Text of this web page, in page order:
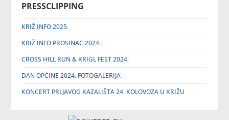
PRESSCLIPPING
KRIŽ INFO 2025.
KRIŽ INFO PROSINAC 2024.
CROSS HILL RUN & KRIGL FEST 2024.
DAN OPĆINE 2024. FOTOGALERIJA
KONCERT PRLJAVOG KAZALIŠTA 24. KOLOVOZA U KRIŽU